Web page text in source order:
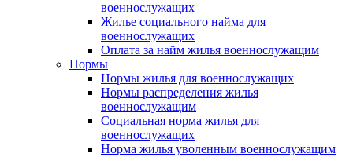
военнослужащих
Жилье социального найма для
военнослужащих
Оплата за найм жилья военнослужащим
Нормы
Нормы жилья для военнослужащих
Нормы распределения жилья
военнослужащим
Социальная норма жилья для
военнослужащих
Норма жилья уволенным военнослужащим